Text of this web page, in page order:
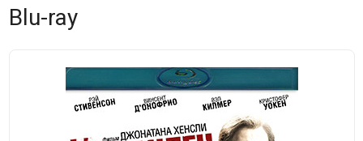
Blu-ray